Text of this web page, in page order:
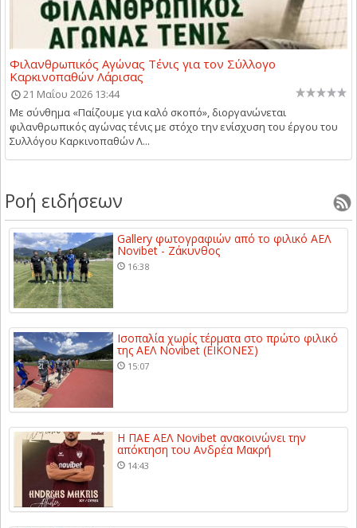
Φιλανθρωπικός Αγώνας Τένις για τον Σύλλογο
Καρκινοπαθών Λάρισας
21 Μαΐου 2026 13:44
Με σύνθημα «Παίζουμε για καλό σκοπό», διοργανώνεται
φιλανθρωπικός αγώνας τένις με στόχο την ενίσχυση του έργου του
Συλλόγου Καρκινοπαθών Λ...
Ροή ειδήσεων
Gallery φωτογραφιών από το φιλικό ΑΕΛ
Novibet - Ζάκυνθος
16:38
Ισοπαλία χωρίς τέρματα στο πρώτο φιλικό
της ΑΕΛ Novibet (ΕΙΚΟΝΕΣ)
15:07
Η ΠΑΕ ΑΕΛ Novibet ανακοινώνει την
απόκτηση του Ανδρέα Μακρή
14:43